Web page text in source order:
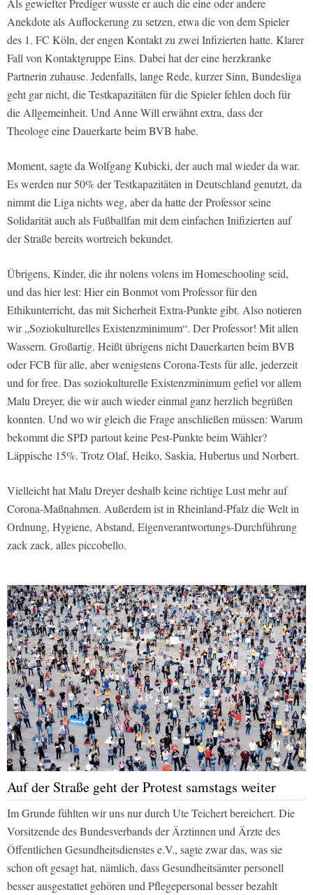
Als gewiefter Prediger wusste er auch die eine oder andere
Anekdote als Auflockerung zu setzen, etwa die von dem Spieler
des 1. FC Köln, der engen Kontakt zu zwei Infizierten hatte. Klarer
Fall von Kontaktgruppe Eins. Dabei hat der eine herzkranke
Partnerin zuhause. Jedenfalls, lange Rede, kurzer Sinn, Bundesliga
geht gar nicht, die Testkapazitäten für die Spieler fehlen doch für
die Allgemeinheit. Und Anne Will erwähnt extra, dass der
Theologe eine Dauerkarte beim BVB habe.
Moment, sagte da Wolfgang Kubicki, der auch mal wieder da war.
Es werden nur 50% der Testkapazitäten in Deutschland genutzt, da
nimmt die Liga nichts weg, aber da hatte der Professor seine
Solidarität auch als Fußballfan mit dem einfachen Inifizierten auf
der Straße bereits wortreich bekundet.
Übrigens, Kinder, die ihr nolens volens im Homeschooling seid,
und das hier lest: Hier ein Bonmot vom Professor für den
Ethikunterricht, das mit Sicherheit Extra-Punkte gibt. Also notieren
wir „Soziokulturelles Existenzminimum“. Der Professor! Mit allen
Wassern. Großartig. Heißt übrigens nicht Dauerkarten beim BVB
oder FCB für alle, aber wenigstens Corona-Tests für alle, jederzeit
und for free. Das soziokulturelle Existenzminimum gefiel vor allem
Malu Dreyer, die wir auch wieder einmal ganz herzlich begrüßen
konnten. Und wo wir gleich die Frage anschließen müssen: Warum
bekommt die SPD partout keine Pest-Punkte beim Wähler?
Läppische 15%. Trotz Olaf, Heiko, Saskia, Hubertus und Norbert.
Vielleicht hat Malu Dreyer deshalb keine richtige Lust mehr auf
Corona-Maßnahmen. Außerdem ist in Rheinland-Pfalz die Welt in
Ordnung, Hygiene, Abstand, Eigenverantwortungs-Durchführung
zack zack, alles piccobello.
Auf der Straße geht der Protest samstags weiter
Im Grunde fühlten wir uns nur durch Ute Teichert bereichert. Die
Vorsitzende des Bundesverbands der Ärztinnen und Ärzte des
Öffentlichen Gesundheitsdienstes e.V., sagte zwar das, was sie
schon oft gesagt hat, nämlich, dass Gesundheitsämter personell
besser ausgestattet gehören und Pflegepersonal besser bezahlt